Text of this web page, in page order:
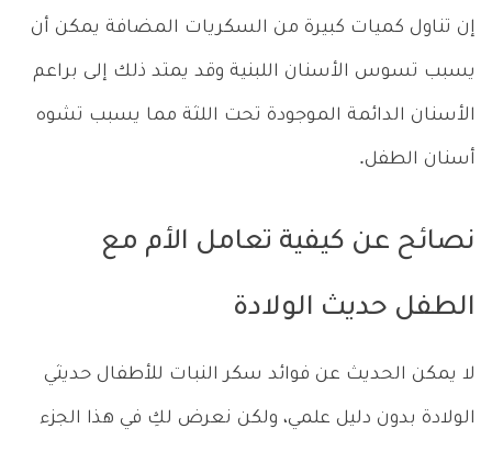
إن تناول كميات كبيرة من السكريات المضافة يمكن أن
يسبب تسوس الأسنان اللبنية وقد يمتد ذلك إلى براعم
الأسنان الدائمة الموجودة تحت اللثة مما يسبب تشوه
أسنان الطفل.
نصائح عن كيفية تعامل الأم مع
الطفل حديث الولادة
لا يمكن الحديث عن فوائد سكر النبات للأطفال حديثي
الولادة بدون دليل علمي، ولكن نعرض لكِ في هذا الجزء